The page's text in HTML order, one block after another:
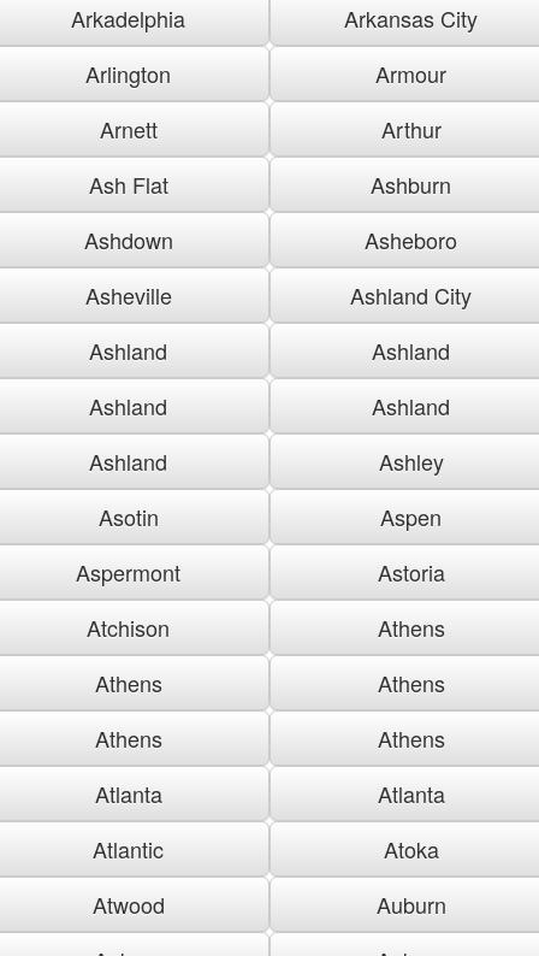
Arkadelphia
Arkansas City
Arlington
Armour
Arnett
Arthur
Ash Flat
Ashburn
Ashdown
Asheboro
Asheville
Ashland City
Ashland
Ashland
Ashland
Ashland
Ashland
Ashley
Asotin
Aspen
Aspermont
Astoria
Atchison
Athens
Athens
Athens
Athens
Athens
Atlanta
Atlanta
Atlantic
Atoka
Atwood
Auburn